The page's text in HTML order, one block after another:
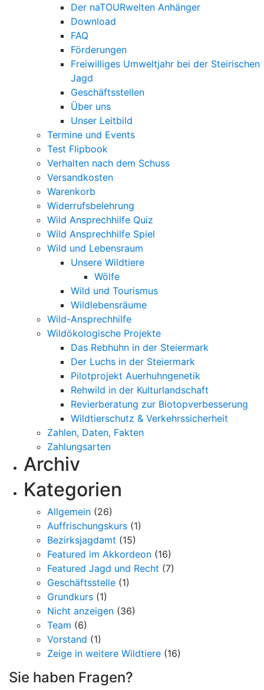
Der naTOURwelten Anhänger
Download
FAQ
Förderungen
Freiwilliges Umweltjahr bei der Steirischen
Jagd
Geschäftsstellen
Über uns
Unser Leitbild
Termine und Events
Test Flipbook
Verhalten nach dem Schuss
Versandkosten
Warenkorb
Widerrufsbelehrung
Wild Ansprechhilfe Quiz
Wild Ansprechhilfe Spiel
Wild und Lebensraum
Unsere Wildtiere
Wölfe
Wild und Tourismus
Wildlebensräume
Wild-Ansprechhilfe
Wildökologische Projekte
Das Rebhuhn in der Steiermark
Der Luchs in der Steiermark
Pilotprojekt Auerhuhngenetik
Rehwild in der Kulturlandschaft
Revierberatung zur Biotopverbesserung
Wildtierschutz & Verkehrssicherheit
Zahlen, Daten, Fakten
Zahlungsarten
Archiv
Kategorien
Allgemein (26)
Auffrischungskurs (1)
Bezirksjagdamt (15)
Featured im Akkordeon (16)
Featured Jagd und Recht (7)
Geschäftsstelle (1)
Grundkurs (1)
Nicht anzeigen (36)
Team (6)
Vorstand (1)
Zeige in weitere Wildtiere (16)
Sie haben Fragen?